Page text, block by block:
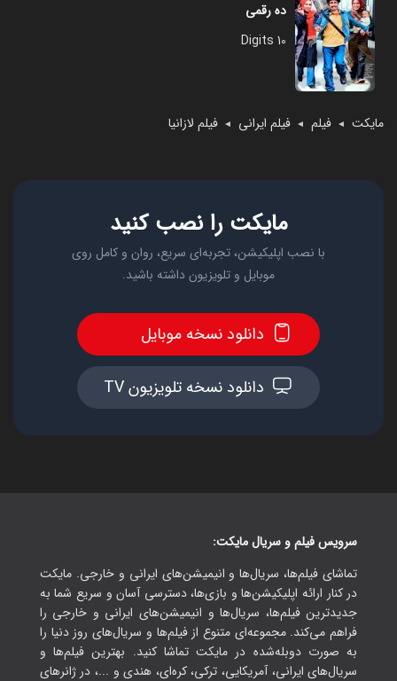
مایکت ◄ فیلم ◄ فیلم ایرانی ◄ فیلم لازانیا
ده رقمی
10 Digits
مایکت را نصب کنید
با نصب اپلیکیشن، تجربه‌ای سریع، روان و کامل روی
موبایل و تلویزیون داشته باشید.
دانلود نسخه موبایل
دانلود نسخه تلویزیون TV
سرویس فیلم و سریال مایکت:
تماشای فیلم‌ها، سریال‌ها و انیمیشن‌های ایرانی و خارجی. مایکت
در کنار ارائه اپلیکیشن‌ها و بازی‌ها، دسترسی آسان و سریع شما به
جدیدترین فیلم‌ها، سریال‌ها و انیمیشن‌های ایرانی و خارجی را
فراهم می‌کند. مجموعه‌ای متنوع از فیلم‌ها و سریال‌های روز دنیا را
به صورت دوبله‌شده در مایکت تماشا کنید. بهترین فیلم‌ها و
سریال‌های ایرانی، آمریکایی، ترکی، کره‌ای، هندی و ...، در ژانرهای